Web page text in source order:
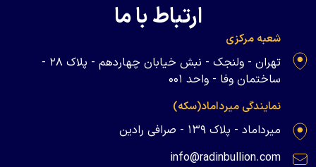
ارتباط با ما
شعبه مرکزی
تهران - ولنجک - نبش خیابان چهاردهم - پلاک ۲۸ -
ساختمان وفا - واحد ۰۰۱
نمایندگی میرداماد(سکه)
میرداماد - پلاک ۱۳۹ - صرافی رادین
info@radinbullion.com